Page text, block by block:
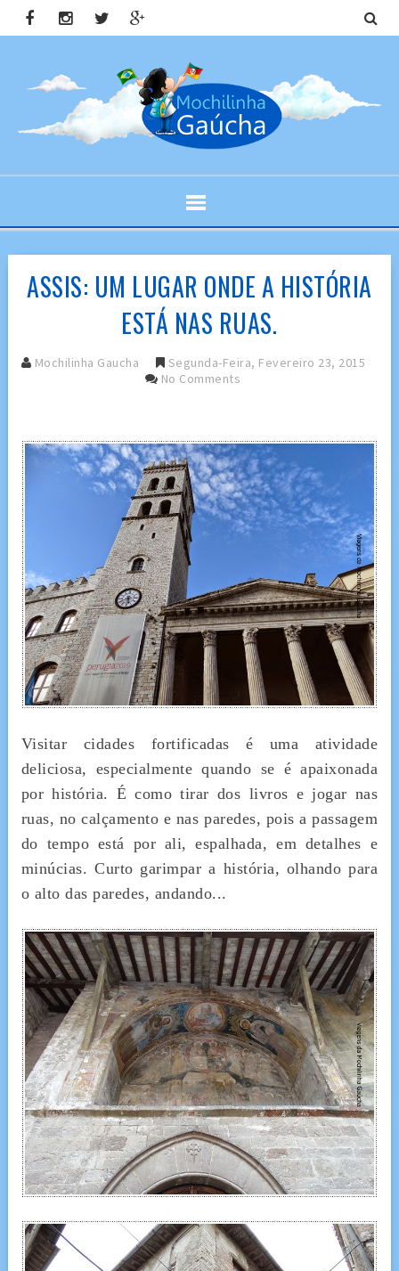
ASSIS: UM LUGAR ONDE A HISTÓRIA
ESTÁ NAS RUAS.
Mochilinha Gaucha
Segunda-Feira, Fevereiro 23, 2015
No Comments
Visitar cidades fortificadas é uma atividade
deliciosa, especialmente quando se é apaixonada
por história. É como tirar dos livros e jogar nas
ruas, no calçamento e nas paredes, pois a passagem
do tempo está por ali, espalhada, em detalhes e
minúcias. Curto garimpar a história, olhando para
o alto das paredes, andando...